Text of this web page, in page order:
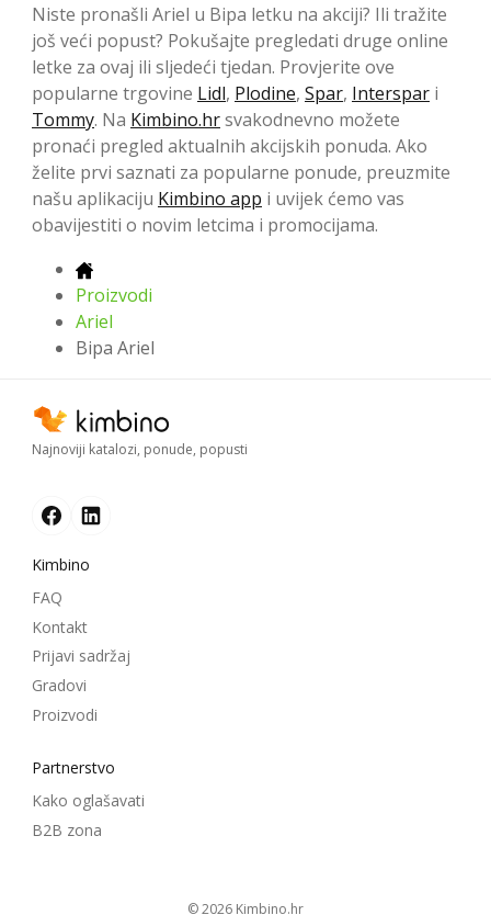
Niste pronašli Ariel u Bipa letku na akciji? Ili tražite
još veći popust? Pokušajte pregledati druge online
letke za ovaj ili sljedeći tjedan. Provjerite ove
popularne trgovine Lidl, Plodine, Spar, Interspar i
Tommy. Na Kimbino.hrsvakodnevno možete
pronaći pregled aktualnih akcijskih ponuda. Ako
želite prvi saznati za popularne ponude, preuzmite
našu aplikaciju Kimbino app i uvijek ćemo vas
obavijestiti o novim letcima i promocijama.
Proizvodi
Ariel
Bipa Ariel
Najnoviji katalozi, ponude, popusti
Kimbino
FAQ
Kontakt
Prijavi sadržaj
Gradovi
Proizvodi
Partnerstvo
Kako oglašavati
B2B zona
© 2026 kimbino.hr